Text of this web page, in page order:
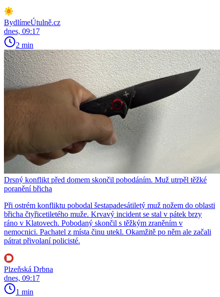
BydlímeÚtulně.cz
dnes, 09:17
2 min
Drsný konflikt před domem skončil pobodáním. Muž utrpěl těžké
poranění břicha
Při ostrém konfliktu pobodal šestapadesátiletý muž nožem do oblasti
břicha čtyřicetiletého muže. Krvavý incident se stal v pátek brzy
ráno v Klatovech. Pobodaný skončil s těžkým zraněním v
nemocnici. Pachatel z místa činu utekl. Okamžitě po něm ale začali
pátrat přivolaní policisté.
Plzeňská Drbna
dnes, 09:17
1 min